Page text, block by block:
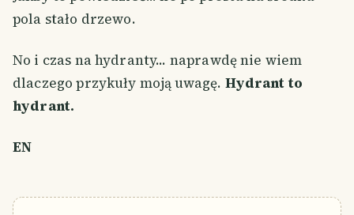
pola stało drzewo.
No i czas na hydranty... naprawdę nie wiem
dlaczego przykuły moją uwagę. Hydrant to
hydrant.
EN